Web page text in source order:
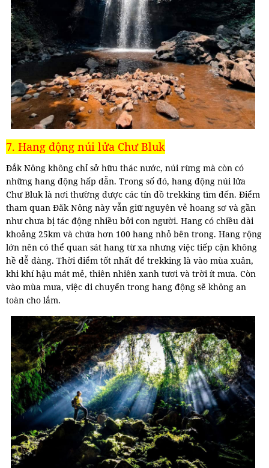
7. Hang động núi lửa Chư Bluk
Đắk Nông không chỉ sở hữu thác nước, núi rừng mà còn có
những hang động hấp dẫn. Trong số đó, hang động núi lửa
Chư Bluk là nơi thường được các tín đồ trekking tìm đến. Điểm
tham quan Đăk Nông này vẫn giữ nguyên vẻ hoang sơ và gần
như chưa bị tác động nhiều bởi con người. Hang có chiều dài
khoảng 25km và chứa hơn 100 hang nhỏ bên trong. Hang rộng
lớn nên có thể quan sát hang từ xa nhưng việc tiếp cận không
hề dễ dàng. Thời điểm tốt nhất để trekking là vào mùa xuân,
khi khí hậu mát mẻ, thiên nhiên xanh tươi và trời ít mưa. Còn
vào mùa mưa, việc di chuyển trong hang động sẽ không an
toàn cho lắm.